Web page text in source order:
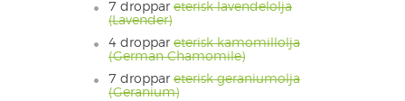
7 droppar eterisk lavendelolja
(Lavender)
4 droppar eterisk kamomillolja
(German Chamomile)
7 droppar eterisk geraniumolja
(Geranium)